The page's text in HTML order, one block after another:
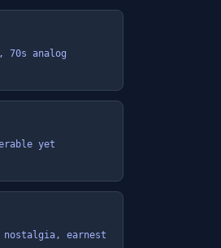
analog
yet
earnest